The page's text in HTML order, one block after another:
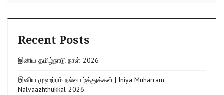
Recent Posts
இனிய தமிழ்நாடு நாள்-2026
இனிய முஹர்ரம் நல்வாழ்த்துக்கள் | Iniya Muharram
Nalvaazhthukkal-2026